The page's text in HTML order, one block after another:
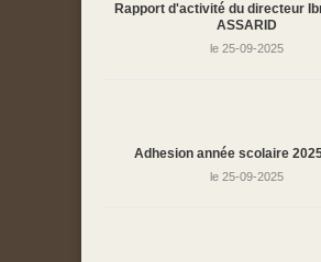
Rapport d'activité du directeur
ASSARID
le 25-09-2025
Adhesion année scolaire
le 25-09-2025